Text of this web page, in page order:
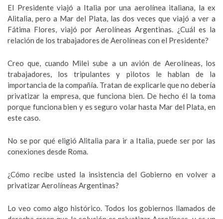
El Presidente viajó a Italia por una aerolínea italiana, la ex
Alitalia, pero a Mar del Plata, las dos veces que viajó a ver a
Fátima Flores, viajó por Aerolíneas Argentinas. ¿Cuál es la
relación de los trabajadores de Aerolíneas con el Presidente?
Creo que, cuando Milei sube a un avión de Aerolíneas, los
trabajadores, los tripulantes y pilotos le hablan de la
importancia de la compañía. Tratan de explicarle que no debería
privatizar la empresa, que funciona bien. De hecho él la toma
porque funciona bien y es seguro volar hasta Mar del Plata, en
este caso.
No se por qué eligió Alitalia para ir a Italia, puede ser por las
conexiones desde Roma.
¿Cómo recibe usted la insistencia del Gobierno en volver a
privatizar Aerolíneas Argentinas?
Lo veo como algo histórico. Todos los gobiernos llamados de